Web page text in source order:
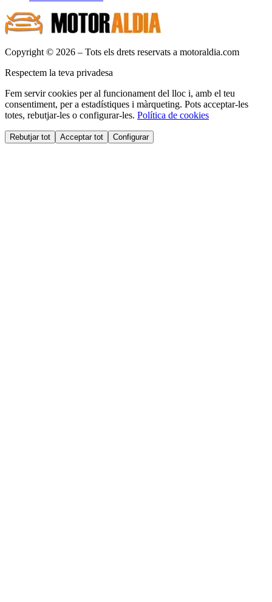
Copyright © 2026 – Tots els drets reservats a motoraldia.com
Respectem la teva privadesa
Fem servir cookies per al funcionament del lloc i, amb el teu
consentiment, per a estadístiques i màrqueting. Pots acceptar-les
totes, rebutjar-les o configurar-les. Política de cookies
Rebutjar tot Acceptar tot Configurar